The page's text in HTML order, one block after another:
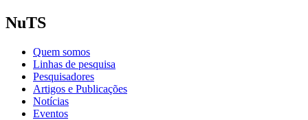
NuTS
Quem somos
Linhas de pesquisa
Pesquisadores
Artigos e Publicações
Notícias
Eventos